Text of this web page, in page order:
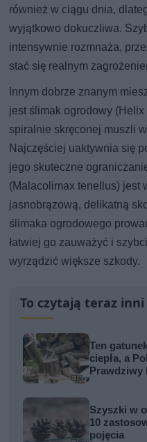
również w ciągu dnia,
wyjątkowo dokuczliwa.
intensywnie rozmnaża,
stać się realnym
Innym dobrze znanym
jest ślimak ogrodowy
spiralnie skręconej muszli
Najczęściej uaktywnia się
jego skuteczne
(Malacolimax tenellus) jest
jasnobrązową, delikatną
ślimaka ogrodowego
łatwiej go zauważyć i
wyrządzić większe szkody.
To czytają teraz inni
Ten
ciepła, a
Prawdziwy
Szyszki w
10
pojęcia